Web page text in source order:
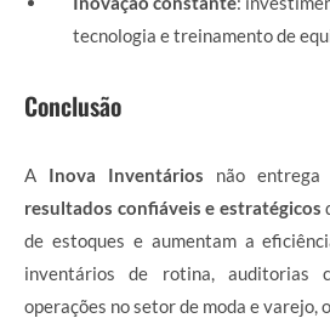
tecnologia e treinamento de
Conclusão
A Inova Inventários não entrega
resultados confiáveis e estratégicos
de estoques e aumentam a
inventários de rotina, auditorias
operações no setor de moda e varejo,